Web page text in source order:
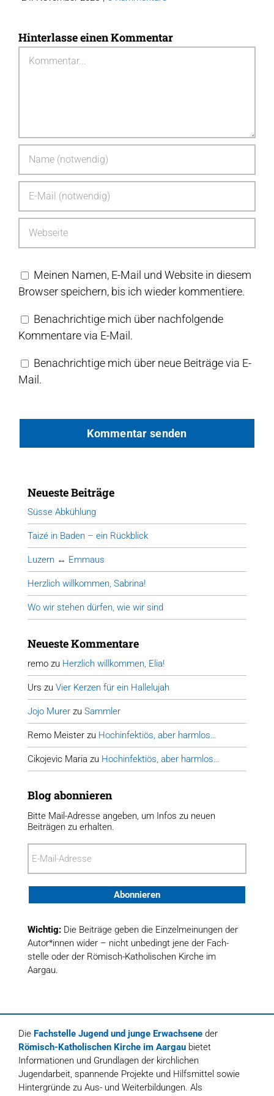
Hinterlasse einen Kommentar
Kommentar
Meinen Namen, E-Mail und Website in diesem
Browser speichern, bis ich wieder kommentiere.
Benachrichtige mich über nachfolgende
Kommentare via E-Mail.
Benachrichtige mich über neue Beiträge via E-
Mail.
Neueste Beiträge
Süsse Abkühlung
Taizé in Baden – ein Rückblick
Luzern ↔ Emmaus
Herzlich willkommen, Sabrina!
Wo wir stehen dürfen, wie wir sind
Neueste Kommentare
remo zu Herzlich willkommen, Elia!
Urs zu Vier Kerzen für ein Hallelujah
Jojo Murer zu Sammler
Remo Meister zu Hochinfektiös, aber harmlos…
Cikojevic Maria zu Hochinfektiös, aber harmlos…
Blog abonnieren
Bitte Mail-Adresse angeben, um Infos zu neuen
Beiträgen zu erhalten.
Adresse
Abonnieren
Wichtig: Die Beiträge geben die Einzel­meinungen der
Autor*innen wider – nicht unbedingt jene der Fach­
stelle oder der Römisch-Katholischen Kirche im
Aargau.
Die Fachstelle Jugend und junge Erwachseneder
Römisch-Katholischen Kirche im Aargau bietet
Informationen und Grundlagen der kirchlichen
Jugendarbeit, spannende Projekte und Hilfsmittel sowie
Hintergründe zu Aus- und Weiterbildungen. Als